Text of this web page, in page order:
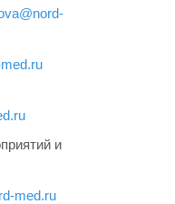
и
med.ru